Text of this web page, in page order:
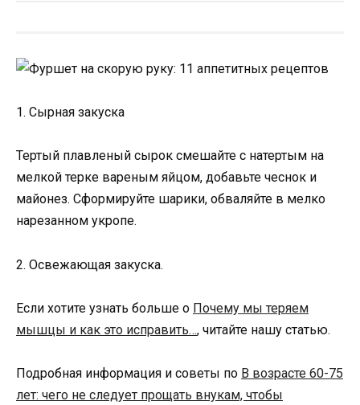
1. Сырная закуска
Тертый плавленый сырок смешайте с натертым на
мелкой терке вареным яйцом, добавьте чеснок и
майонез. Сформируйте шарики, обваляйте в мелко
нарезанном укропе.
2. Освежающая закуска.
Если хотите узнать больше о Почему мы теряем
мышцы и как это исправить…, читайте нашу статью.
Подробная информация и советы по В возрасте 60-75
лет: чего не следует прощать внукам, чтобы